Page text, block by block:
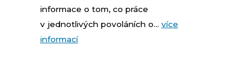
informace o tom, co práce
v jednotlivých povoláních o... více
informací